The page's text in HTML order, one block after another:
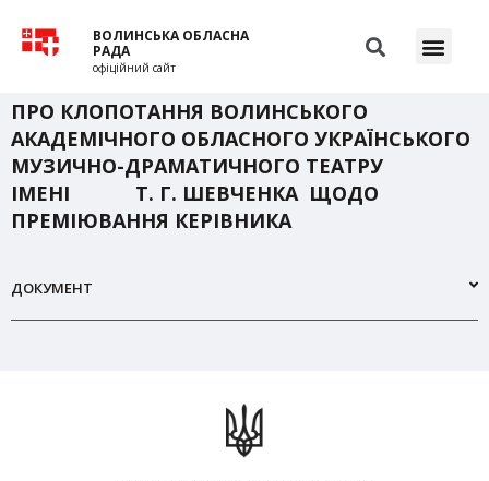
ВОЛИНСЬКА ОБЛАСНА
РАДА
офіційний сайт
ПРО КЛОПОТАННЯ ВОЛИНСЬКОГО
АКАДЕМІЧНОГО ОБЛАСНОГО УКРАЇНСЬКОГО
МУЗИЧНО-ДРАМАТИЧНОГО ТЕАТРУ
ІМЕНІ Т. Г. ШЕВЧЕНКА ЩОДО
ПРЕМІЮВАННЯ КЕРІВНИКА
ДОКУМЕНТ